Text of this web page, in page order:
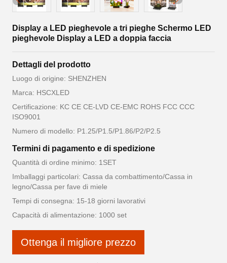
Display a LED pieghevole a tri pieghe Schermo LED
pieghevole Display a LED a doppia faccia
Dettagli del prodotto
Luogo di origine: SHENZHEN
Marca: HSCXLED
Certificazione: KC CE CE-LVD CE-EMC ROHS FCC CCC
ISO9001
Numero di modello: P1.25/P1.5/P1.86/P2/P2.5
Termini di pagamento e di spedizione
Quantità di ordine minimo: 1SET
Imballaggi particolari: Cassa da combattimento/Cassa in
legno/Cassa per fave di miele
Tempi di consegna: 15-18 giorni lavorativi
Capacità di alimentazione: 1000 set
Ottenga il migliore prezzo